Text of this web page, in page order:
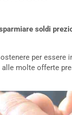
soldi
per
alle molte offerte